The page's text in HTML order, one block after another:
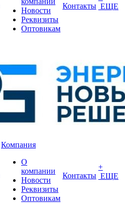
Новости
Реквизиты
Оптовикам
Контакты ЕЩЕ
Компания
О
компании
Новости
Реквизиты
Оптовикам
Контакты
+
ЕЩЕ